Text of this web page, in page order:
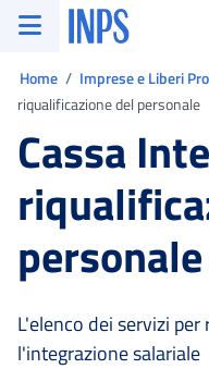
Vai al menu principale
Vai al contenuto principale
Vai al pie' di pagina
INPS ()
Home Imprese e Liberi
riqualificazione del personale
Cassa
personale
L'elenco dei servizi
l'integrazione salariale